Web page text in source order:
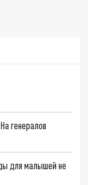
генералов
для малышей не